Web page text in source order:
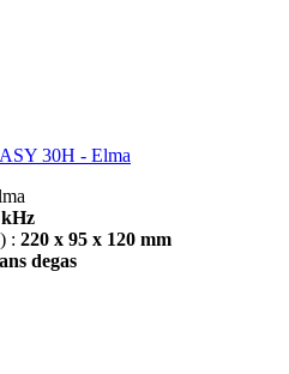
30H - Elma
: 220 x 95 x 120 mm
degas